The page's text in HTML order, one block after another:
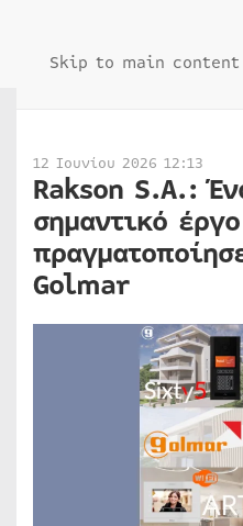
Skip to main content
12 Ιουνίου 2026 12:13
Rakson S.A.:
σημαντικό έργο
Golmar